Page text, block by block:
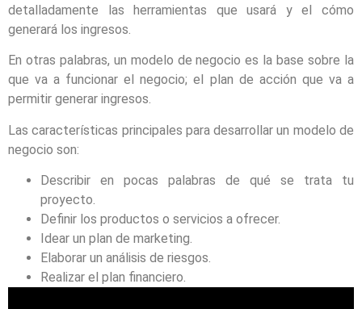
detalladamente las herramientas que usará y el cómo
generará los ingresos.
En otras palabras, un modelo de negocio es la base sobre la
que va a funcionar el negocio; el plan de acción que va a
permitir generar ingresos.
Las características principales para desarrollar un modelo de
negocio son:
Describir en pocas palabras de qué se trata tu
proyecto.
Definir los productos o servicios a ofrecer.
Idear un plan de marketing.
Elaborar un análisis de riesgos.
Realizar el plan financiero.